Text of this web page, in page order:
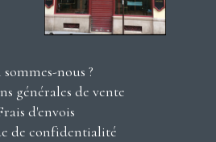
nous ?
générales de vente
d'envois
de confidentialité